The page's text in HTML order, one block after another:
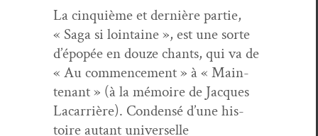
La cinquième et dernière par­tie,
« Saga si loin­taine », est une sorte
d’épopée en douze chants, qui va de
« Au com­mence­ment » à « Main­
tenant » (à la mémoire de Jacques
Lacar­rière). Con­den­sé d’une his­
toire autant uni­verselle